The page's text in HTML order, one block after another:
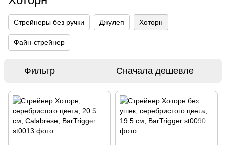
Стрейнеры без ручки Джулеп Хоторн
Файн-стрейнер
Фильтр Сначала дешевле